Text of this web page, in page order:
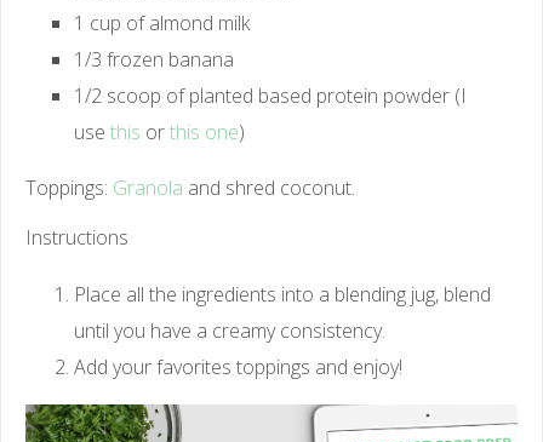
1 cup of almond milk
1/3 frozen banana
1/2 scoop of planted based protein powder (I
use this orthis one)
Toppings: Granola and shred coconut.
Instructions
Place all the ingredients into a blending jug, blend
until you have a creamy consistency.
Add your favorites toppings and enjoy!